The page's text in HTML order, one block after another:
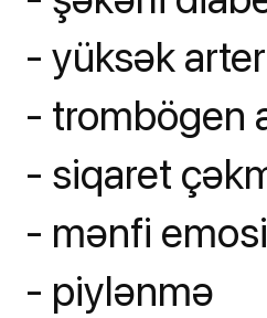
- yüksək
- trombögen
- siqaret
- mənfi
- piylənmə